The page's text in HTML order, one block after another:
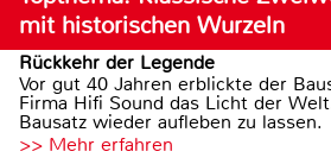
mit historischen Wurzeln
Rückkehr der Legende
Vor gut 40 Jahren erblickte der
Firma Hifi Sound das Licht der
Bausatz wieder aufleben zu lassen.
>> Mehr erfahren